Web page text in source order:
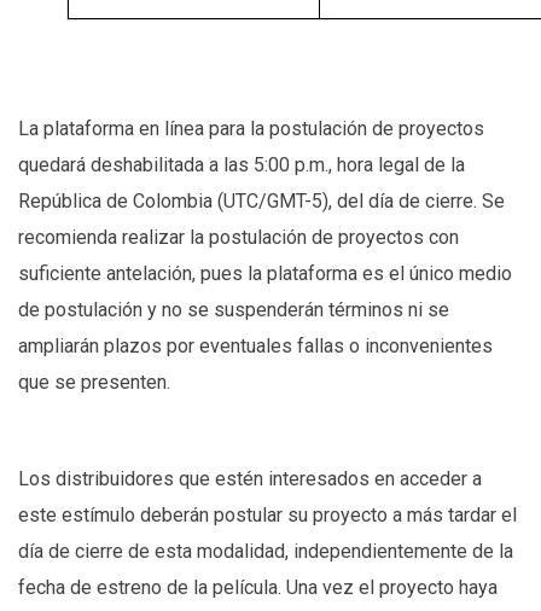
La plataforma en línea para la postulación de proyectos
quedará deshabilitada a las 5:00 p.m., hora legal de la
República de Colombia (UTC/GMT-5), del día de cierre. Se
recomienda realizar la postulación de proyectos con
suficiente antelación, pues la plataforma es el único medio
de postulación y no se suspenderán términos ni se
ampliarán plazos por eventuales fallas o inconvenientes
que se presenten.
Los distribuidores que estén interesados en acceder a
este estímulo deberán postular su proyecto a más tardar el
día de cierre de esta modalidad, independientemente de la
fecha de estreno de la película. Una vez el proyecto haya